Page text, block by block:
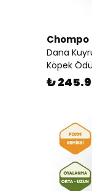
Chompo
Dana
Köpek
₺